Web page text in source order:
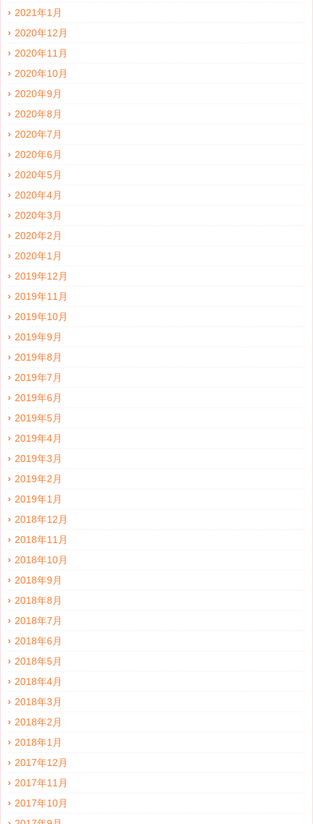
2021年1月
2020年12月
2020年11月
2020年10月
2020年9月
2020年8月
2020年7月
2020年6月
2020年5月
2020年4月
2020年3月
2020年2月
2020年1月
2019年12月
2019年11月
2019年10月
2019年9月
2019年8月
2019年7月
2019年6月
2019年5月
2019年4月
2019年3月
2019年2月
2019年1月
2018年12月
2018年11月
2018年10月
2018年9月
2018年8月
2018年7月
2018年6月
2018年5月
2018年4月
2018年3月
2018年2月
2018年1月
2017年12月
2017年11月
2017年10月